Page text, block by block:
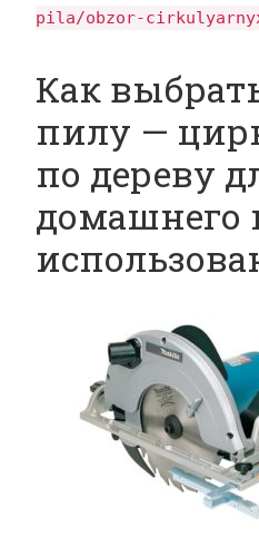
pila/obzor-
Как
пилу —
по дереву
домашнего